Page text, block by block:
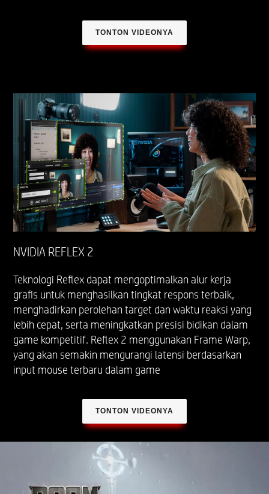
TONTON VIDEONYA
NVIDIA REFLEX 2
Teknologi Reflex dapat mengoptimalkan alur kerja
grafis untuk menghasilkan tingkat respons terbaik,
menghadirkan perolehan target dan waktu reaksi yang
lebih cepat, serta meningkatkan presisi bidikan dalam
game kompetitif. Reflex 2 menggunakan Frame Warp,
yang akan semakin mengurangi latensi berdasarkan
input mouse terbaru dalam game
TONTON VIDEONYA